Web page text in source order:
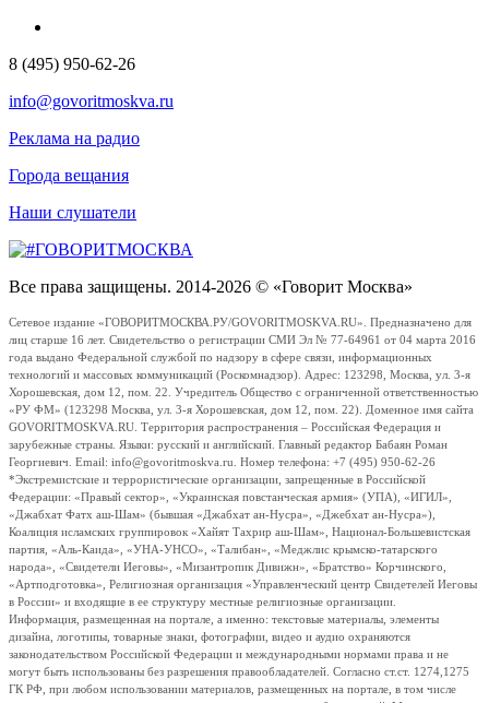
8 (495) 950-62-26
info@govoritmoskva.ru
Реклама на радио
Города вещания
Наши слушатели
Все права защищены. 2014-2026 © «Говорит Москва»
Сетевое издание «ГОВОРИТМОСКВА.РУ/GOVORITMOSKVA.RU». Предназначено для
лиц старше 16 лет. Свидетельство о регистрации СМИ Эл № 77-64961 от 04 марта 2016
года выдано Федеральной службой по надзору в сфере связи, информационных
технологий и массовых коммуникаций (Роскомнадзор). Адрес: 123298, Москва, ул. 3-я
Хорошевская, дом 12, пом. 22. Учредитель Общество с ограниченной ответственностью
«РУ ФМ» (123298 Москва, ул. 3-я Хорошевская, дом 12, пом. 22). Доменное имя сайта
GOVORITMOSKVA.RU. Территория распространения – Российская Федерация и
зарубежные страны. Языки: русский и английский. Главный редактор Бабаян Роман
Георгиевич. Email: info@govoritmoskva.ru. Номер телефона: +7 (495) 950-62-26
*Экстремистские и террористические организации, запрещенные в Российской
Федерации: «Правый сектор», «Украинская повстанческая армия» (УПА), «ИГИЛ»,
«Джабхат Фатх аш-Шам» (бывшая «Джабхат ан-Нусра», «Джебхат ан-Нусра»),
Коалиция исламских группировок «Хайят Тахрир аш-Шам», Национал-Большевистская
партия, «Аль-Каида», «УНА-УНСО», «Талибан», «Меджлис крымско-татарского
народа», «Свидетели Иеговы», «Мизантропик Дивижн», «Братство» Корчинского,
«Артподготовка», Религиозная организация «Управленческий центр Свидетелей Иеговы
в России» и входящие в ее структуру местные религиозные организации.
Информация, размещенная на портале, а именно: текстовые материалы, элементы
дизайна, логотипы, товарные знаки, фотографии, видео и аудио охраняются
законодательством Российской Федерации и международными нормами права и не
могут быть использованы без разрешения правообладателей. Согласно ст.ст. 1274,1275
ГК РФ, при любом использовании материалов, размещенных на портале, в том числе